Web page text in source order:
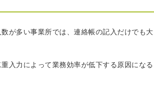
が多い事業所では、連絡帳の記入だけでも
入力によって業務効率が低下する原因になる